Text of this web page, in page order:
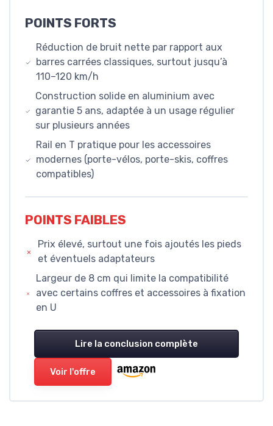
POINTS FORTS
Réduction de bruit nette par rapport aux
barres carrées classiques, surtout jusqu’à
110–120 km/h
Construction solide en aluminium avec
garantie 5 ans, adaptée à un usage régulier
sur plusieurs années
Rail en T pratique pour les accessoires
modernes (porte-vélos, porte-skis, coffres
compatibles)
POINTS FAIBLES
Prix élevé, surtout une fois ajoutés les pieds
et éventuels adaptateurs
Largeur de 8 cm qui limite la compatibilité
avec certains coffres et accessoires à fixation
en U
Lire la conclusion complète
Voir l'offre